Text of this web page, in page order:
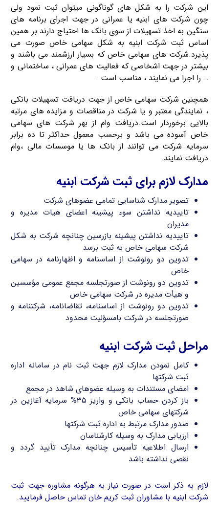
این شرکت را به شکل های گوناگونی میتوان ثبت نمود ولی
چون شرکت های ابنیه یا عمرانی در جهت اجرای برنامه های
سنگین به اخذ تسهیلات از سوی بانک ها احتیاج دارند بر همین
اساس ثبت شرکت ابنیه به شکل سهامی خاص صورت می
پذیرد.شرکت های سهامی خاص که بسیار ارزشمند می باشند و
بیشتر در جهت اشخاصی که فعالیت های عمرانی ، ساختمانی و
… را اجرا می نمایند ، مناسب است .
همچنین شرکت سهامی خاص از جهت دریافت تسهیلات بانکی
، نمایندگی معتبر و یا شرکت در مناقصات و مزایده های مرتبه
بالایی برخوردار است.دریافت وام از بهر شرکت های سهامی
خاص آسوده می باشد و برحسب معمول حداکثر تا ده برابر
سرمایه شرکت می توانند از بانک ها یا موسسات مالی ،وام
دریافت نمایند.
مدارک لازم برای ثبت شرکت ابنیه
تصویر مدارک شناسایی تمامی عضوهای شرکت
تاییدیه نداشتن سوء پیشینه اعضای هیات مدیره و
مدیران
تاییدیه نداشتن پیشینه بازرسین چنانچه شرکت به شکل
شرکت سهامی خاص به ثبت برسد
تدوین دو رونوشت از اساسنامه و اظهارنامه در سهامی
خاص
تدوین دو رونوشت از صورتجلسه مجمع عمومی مؤسسین
و هیأت مدیره در شرکت سهامی خاص
تدوین دو رونوشت از اساسنامه، تقاضانامه، شرکتنامه و
صورتجلسه در شرکت بامسؤلیت محدود
مراحل ثبت شرکت ابنیه
کامل نمودن مدارک لازم جهت ثبت نام در سامانه اداره
ثبت شرکتها
امضای مستندات به وسیله عضوهای شاهد در مجمع
باز کردن حساب بانکی و واریز ۳۵% سرمایه آغازین در
شرکتهای سهامی خاص
صدور مدارک مرتبط به اداره ثبت شرکتها
ارزیابی مدارک به وسیله کارشناسان
ارسال اطلاعیه تأسیس چنانچه مدارک تأیید گردد و
نقصی نداشته باشد
لازم به ذکر است در صورت نیاز به هرگونه مشاوره جهت ثبت
شرکت ابنیه با مشاوران ثبت کریم خان تماس حاصل فرمایید.